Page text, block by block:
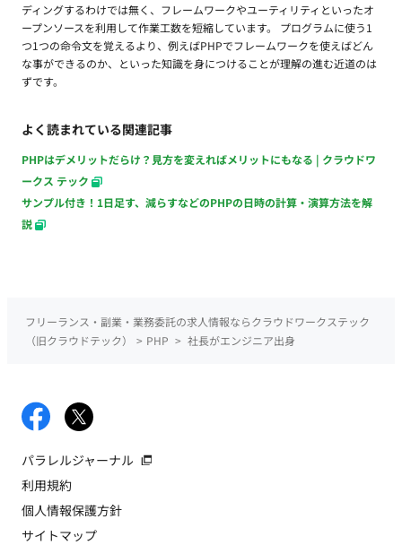
ディングするわけでは無く、フレームワークやユーティリティといったオ
ープンソースを利用して作業工数を短縮しています。 プログラムに使う1
つ1つの命令文を覚えるより、例えばPHPでフレームワークを使えばどん
な事ができるのか、といった知識を身につけることが理解の進む近道のは
ずです。
よく読まれている関連記事
PHPはデメリットだらけ？見方を変えればメリットにもなる | クラウドワ
ークス テック
サンプル付き！1日足す、減らすなどのPHPの日時の計算・演算方法を解
説
フリーランス・副業・業務委託の求人情報ならクラウドワークステック
（旧クラウドテック）
> PHP > 社長がエンジニア出身
パラレルジャーナル
利用規約
個人情報保護方針
サイトマップ